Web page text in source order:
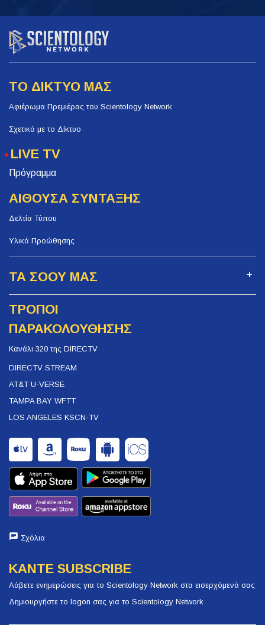
ΤΟ ΔΙΚΤΥΟ ΜΑΣ
Αφιέρωμα Πρεμιέρας του Scientology Network
Σχετικά με το Δίκτυο
LIVE TV
Πρόγραμμα
ΑΙΘΟΥΣΑ ΣΥΝΤΑΞΗΣ
Δελτία Τύπου
Υλικά Προώθησης
ΤΑ ΣΟΟΥ ΜΑΣ
ΤΡΟΠΟΙ
ΠΑΡΑΚΟΛΟΥΘΗΣΗΣ
Κανάλι 320 της DIRECTV
DIRECTV STREAM
AT&T U-VERSE
TAMPA BAY WFTT
LOS ANGELES KSCN-TV
Σχόλια
ΚΑΝΤΕ SUBSCRIBE
Λάβετε ενημερώσεις για το Scientology Network στα εισερχόμενά σας
Δημιουργήστε το logon σας για το Scientology Network